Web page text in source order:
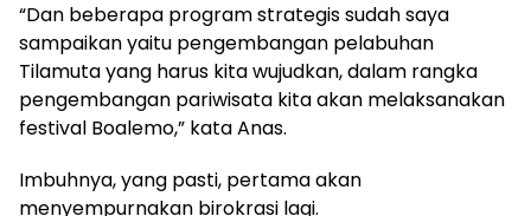
“Dan beberapa program strategis sudah saya
sampaikan yaitu pengembangan pelabuhan
Tilamuta yang harus kita wujudkan, dalam rangka
pengembangan pariwisata kita akan melaksanakan
festival Boalemo,” kata Anas.
Imbuhnya, yang pasti, pertama akan
menyempurnakan birokrasi lagi.